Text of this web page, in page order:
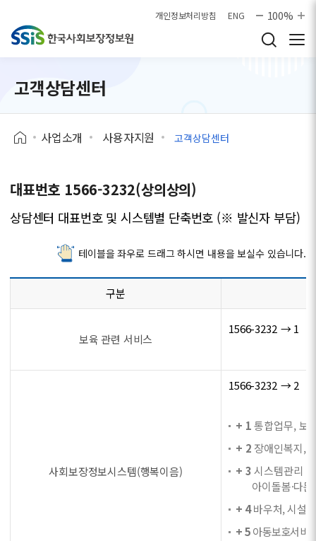
개인정보처리방침 ENG 100%
고객상담센터
사업소개 사용자지원 고객상담센터
대표번호 1566-3232(상의상의)
상담센터 대표번호 및 시스템별 단축번호 (※ 발신자 부담)
테이블을 좌우로 드래그 하시면 내용을 보실수 있습니다.
구분
보육 관련 서비스
1566-3232 → 1
사회보장정보시스템(행복이음)
1566-3232 → 2
+ 1통합업무, 보
+ 2 장애인복지,
+ 3시스템관리
아이돌봄·다문
+ 4바우처, 시설
+ 5아동보호서비